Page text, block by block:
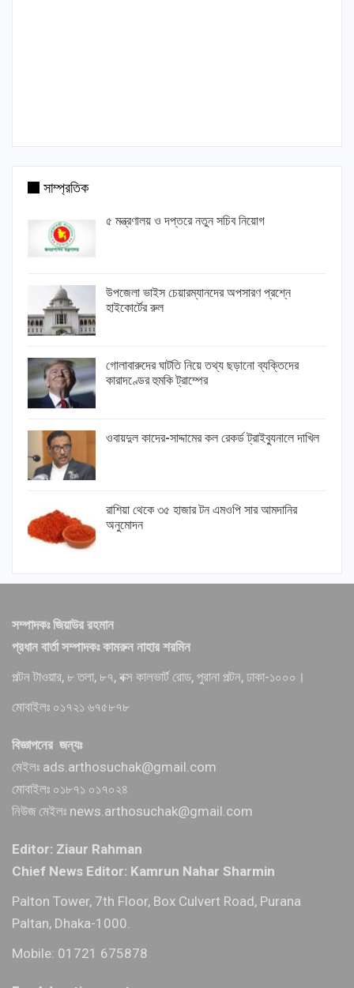
সাম্প্রতিক
৫ মন্ত্রণালয় ও দপ্তরে নতুন সচিব নিয়োগ
উপজেলা ভাইস চেয়ারম্যানদের অপসারণ প্রশ্নে
হাইকোর্টের রুল
গোলাবারুদের ঘাটতি নিয়ে তথ্য ছড়ানো ব্যক্তিদের
কারাদণ্ডের হুমকি ট্রাম্পের
ওবায়দুল কাদের-সাদ্দামের কল রেকর্ড ট্রাইব্যুনালে দাখিল
রাশিয়া থেকে ৩৫ হাজার টন এমওপি সার আমদানির
অনুমোদন
সম্পাদকঃ জিয়াউর রহমান
প্রধান বার্তা সম্পাদকঃ কামরুন নাহার শরমিন
পল্টন টাওয়ার, ৮ তলা, ৮৭, বক্স কালভার্ট রোড, পুরানা পল্টন, ঢাকা-১০০০।
মোবাইলঃ ০১৭২১ ৬৭৫৮৭৮
বিজ্ঞাপনের জন্যঃ
মেইলঃ ads.arthosuchak@gmail.com
মোবাইলঃ ০১৮৭১ ০১৭০২৪
নিউজ মেইলঃ news.arthosuchak@gmail.com
Editor: Ziaur Rahman
Chief News Editor: Kamrun Nahar Sharmin
Palton Tower, 7th Floor, Box Culvert Road, Purana
Paltan, Dhaka-1000.
Mobile: 01721 675878